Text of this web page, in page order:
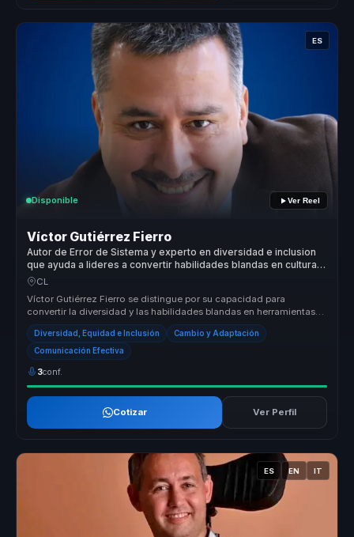
ES
Disponible Ver Reel
Víctor Gutiérrez Fierro
Autor de Error de Sistema y experto en diversidad e inclusion
que ayuda a lideres a convertir habilidades blandas en cultura
inclusiva, adaptacion e innovacion.
CL
Víctor Gutiérrez Fierro se distingue por su capacidad para
convertir la diversidad y las habilidades blandas en herramientas
estratégicas...
Diversidad, Equidad e Inclusión Cambio y Adaptación
Comunicación Efectiva
3conf.
Cotizar Ver Perfil
ES EN IT